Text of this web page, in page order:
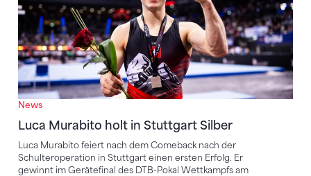
News
Luca Murabito holt in Stuttgart Silber
Luca Murabito feiert nach dem Comeback nach der
Schulteroperation in Stuttgart einen ersten Erfolg. Er
gewinnt im Gerätefinal des DTB-Pokal Wettkampfs am